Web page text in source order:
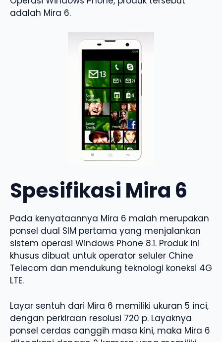
adalah Mira 6.
Spesifikasi Mira 6
Pada kenyataannya Mira 6 malah merupakan
ponsel dual SIM pertama yang menjalankan
sistem operasi Windows Phone 8.1. Produk ini
khusus dibuat untuk operator seluler Chine
Telecom dan mendukung teknologi koneksi 4G
LTE.
Layar sentuh dari Mira 6 memiliki ukuran 5 inci,
dengan perkiraan resolusi 720 p. Layaknya
ponsel cerdas canggih masa kini, maka Mira 6